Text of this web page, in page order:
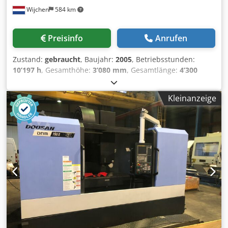
äußere Schwallwasserkühlung Inhalt: ca. 400 Liter, mit
und Spüldüsen an der Z-Achse und/oder der Spindel -
vollständige Sicherheitsverhausung - Innenauskleidung
zum Arbeitsraum mit Polycarbonat-Sicherheitsscheibe mit
Glasvorsatzscheibe - seitliches Sichtfenster zum
Arbeitsraum mit Polycarbonat- Sicherheitsscheibe mit
Glasvorsatzscheibe - Wartungsbereich frei zugänglich -
Hohlschaftkegel HSK 100 - Werkzeug spannen über
Federn, Werkzeug lösen hydraulisch -
Werkzeugspannkontrolle - Konusreinigung - inkl.
Spindelorientierung Maschine kann nach Abstimmung
unter Strom besichtigt werden.
Wijchen 584 km
Preisinfo Anrufen
Zustand: gebraucht, Baujahr: 2005, Betriebsstunden:
10’197 h, Gesamthöhe: 3’080 mm, Gesamtlänge: 4’300
3’250 mm, Farbe: Weiß Leergewicht:
7.000 kg Preis: Auf Anfrage - Baujahr: 2005 -
Dokumentation verfügbar: Nein - CE-Kennzeichnung
vorhanden: Ja - CE-Zertifikat vorhanden: Nein -
Seriennummer: - Betriebsstunden: 10197 - Ansteuerung:
CNC - Horizontal/Vertikal: Horizontal - Steuerungssystem-
Marke: Fanuc - Steuerungssystem-Typ: 18i-MB - Leistung
[kW]: 38.4 - Anzahl Achsen [Stk.]: 4 - X-Achse Verfahrweg
[mm]: 1300 - Y-Achse Verfahrweg [mm]: 710 - Z-Achse
Verfahrweg [mm]: 710 - B-Achsenrotation [°]: 360 -
Tischlänge [mm]: 1500 - Tischbreite [mm]: 660 -
Werkzeugaufnahme: ISO40 - Max. Spindeldrehzahl [rpm]:
10000 - Optionen: Externe Kühlung, Späneförderer,
Werkzeugmagazin - └ Werkzeugmagazin [Stk.]: 32 Chedpfx
Kleinanzeige